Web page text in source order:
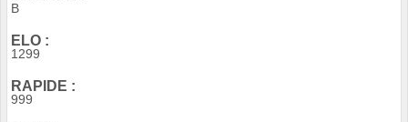
B
ELO :
1299
RAPIDE :
999